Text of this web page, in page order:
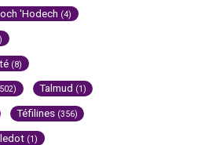
'Hodech (4)
(8)
Talmud (1)
Téfilines (356)
(1)